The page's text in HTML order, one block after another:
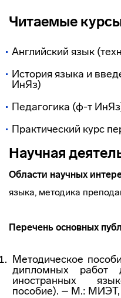
Читаемые
Английский язык
История языка и
ИнЯз)
Педагогика (ф-т
Практический курс
Научная
Области научных
языка, методика
Перечень основных
Методическое
дипломных работ
иностранных
пособие). – М.: МИЭТ,